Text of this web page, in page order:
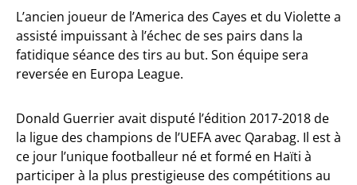
L’ancien joueur de l’America des Cayes et du Violette a
assisté impuissant à l’échec de ses pairs dans la
fatidique séance des tirs au but. Son équipe sera
reversée en Europa League.
Donald Guerrier avait disputé l’édition 2017-2018 de
la ligue des champions de l’UEFA avec Qarabag. Il est à
ce jour l’unique footballeur né et formé en Haïti à
participer à la plus prestigieuse des compétitions au